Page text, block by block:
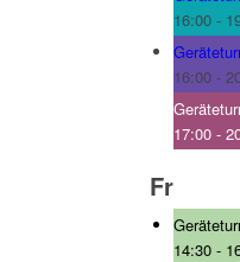
16:00-
16:00-
17:00-
Fr
14:30-